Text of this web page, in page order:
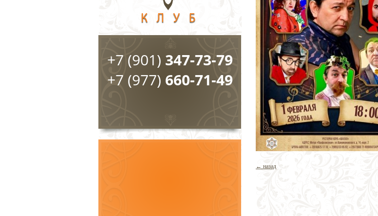
← назад
+7 (901) 347-73-79
+7 (977) 660-71-49